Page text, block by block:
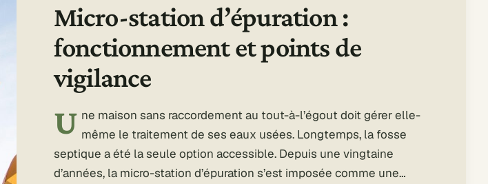
Micro-station d’épuration :
fonctionnement et points de
vigilance
U ne maison sans raccordement au tout-à-l’égout doit gérer elle-
même le traitement de ses eaux usées. Longtemps, la fosse
septique a été la seule option accessible. Depuis une vingtaine
d’années, la micro-station d’épuration s’est imposée comme une…